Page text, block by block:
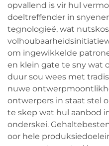
opvallend is vir hul
doeltreffender in
tegnologieë, wat
om ingewikkelde
en klein gate te sny wat
duur sou wees met
nuwe
ontwerpers in staat stel
te skep wat hul aanbod
onderskei.
oor hele